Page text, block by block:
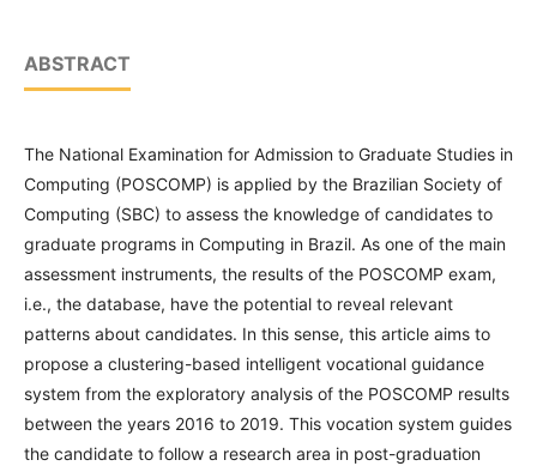
ABSTRACT
The National Examination for Admission to Graduate Studies in
Computing (POSCOMP) is applied by the Brazilian Society of
Computing (SBC) to assess the knowledge of candidates to
graduate programs in Computing in Brazil. As one of the main
assessment instruments, the results of the POSCOMP exam,
i.e., the database, have the potential to reveal relevant
patterns about candidates. In this sense, this article aims to
propose a clustering-based intelligent vocational guidance
system from the exploratory analysis of the POSCOMP results
between the years 2016 to 2019. This vocation system guides
the candidate to follow a research area in post-graduation